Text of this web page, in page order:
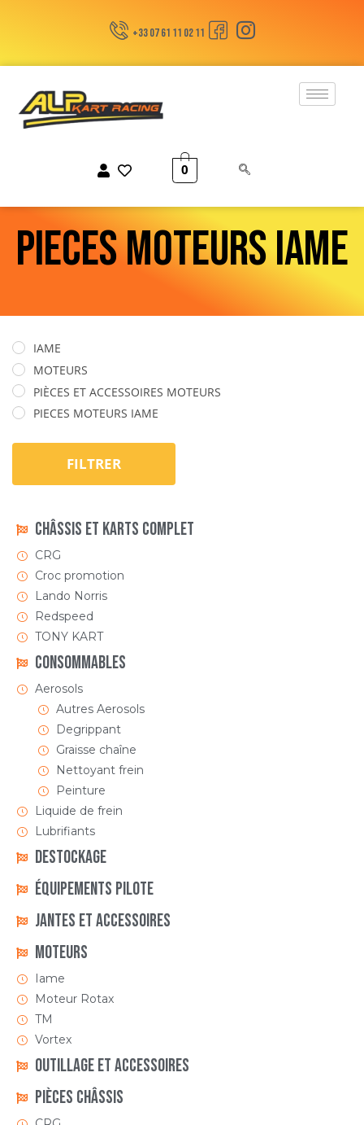
+33 07 61 11 02 11
0
PIECES MOTEURS IAME
IAME
MOTEURS
PIÈCES ET ACCESSOIRES MOTEURS
PIECES MOTEURS IAME
FILTRER
Châssis et Karts Complet
CRG
Croc promotion
Lando Norris
Redspeed
TONY KART
Consommables
Aerosols
Autres Aerosols
Degrippant
Graisse chaîne
Nettoyant frein
Peinture
Liquide de frein
Lubrifiants
DESTOCKAGE
ÉQUIPEMENTS PILOTE
Jantes et accessoires
Moteurs
Iame
Moteur Rotax
TM
Vortex
Outillage et Accessoires
Pièces Châssis